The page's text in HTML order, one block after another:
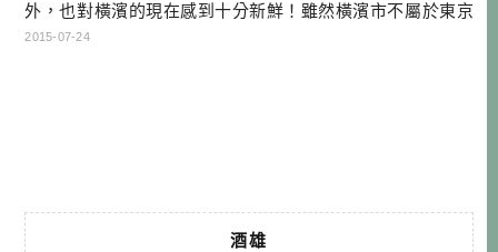
外，也對橫濱的現在感到十分新鮮！雖然橫濱市不屬於東京
都，而是屬於神奈川縣，可是卻是日本人口第二多的市，有
2015-07-24
酒雄